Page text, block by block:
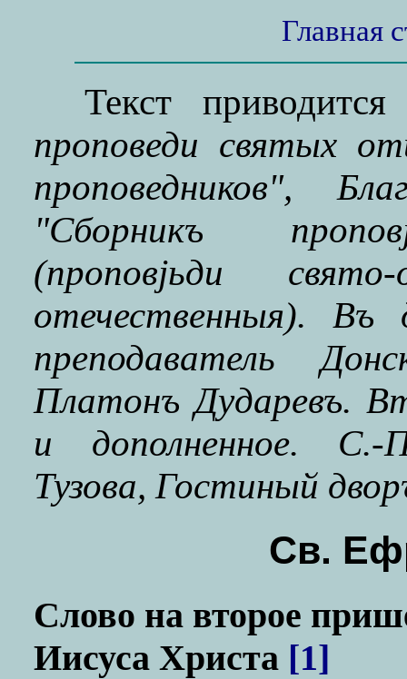
Главная
Текст
проповеди святых
проповедников",
"Сборникъ
(проповjьди
отечественныя). Въ
преподаватель
Платонъ Дударевъ.
и дополненное. С.-
Тузова, Гостиный
Св.
Слово на второе
Иисуса Христа [1]